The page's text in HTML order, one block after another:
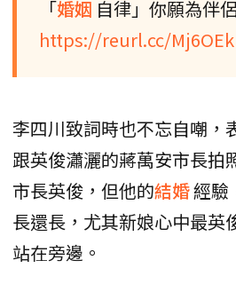
「婚姻 自律」你願為伴
https://reurl.cc/Mj6OEk
李四川致詞時也不忘自嘲，
跟英俊瀟灑的蔣萬安市長拍
市長英俊，但他的結婚經驗
長還長，尤其新娘心中最英
站在旁邊。